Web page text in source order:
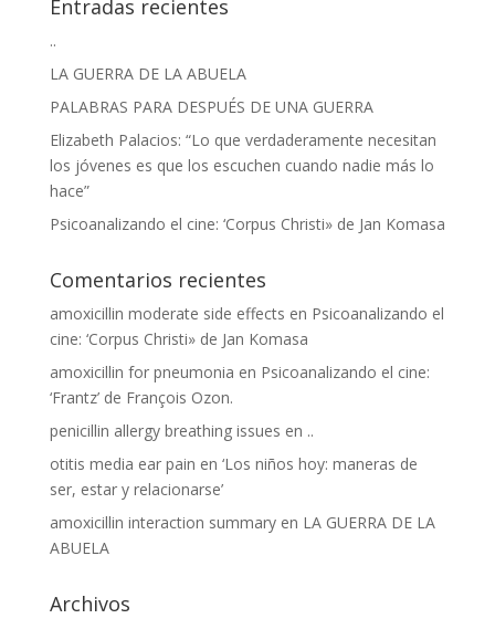
Entradas recientes
..
LA GUERRA DE LA ABUELA
PALABRAS PARA DESPUÉS DE UNA GUERRA
Elizabeth Palacios: “Lo que verdaderamente necesitan
los jóvenes es que los escuchen cuando nadie más lo
hace”
Psicoanalizando el cine: ‘Corpus Christi» de Jan Komasa
Comentarios recientes
amoxicillin moderate side effects en Psicoanalizando el
cine: ‘Corpus Christi» de Jan Komasa
amoxicillin for pneumonia en Psicoanalizando el cine:
‘Frantz’ de François Ozon.
penicillin allergy breathing issues en ..
otitis media ear pain en ‘Los niños hoy: maneras de
ser, estar y relacionarse’
amoxicillin interaction summaryen LA GUERRA DE LA
ABUELA
Archivos